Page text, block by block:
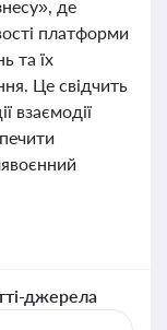
де
платформи
та їх
Це свідчить
взаємодії
джерела